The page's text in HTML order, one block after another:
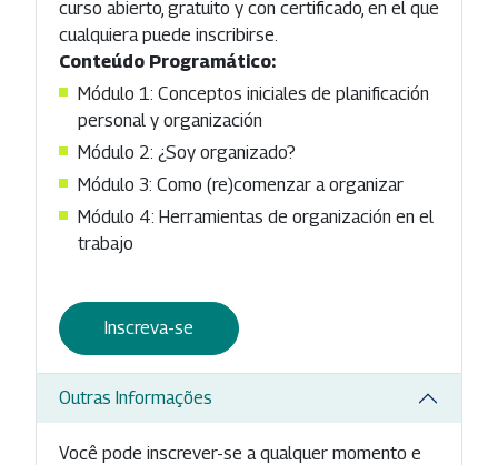
curso abierto, gratuito y con certificado, en el que
cualquiera puede inscribirse.
Conteúdo Programático:
Módulo 1: Conceptos iniciales de planificación
personal y organización
Módulo 2: ¿Soy organizado?
Módulo 3: Como (re)comenzar a organizar
Módulo 4: Herramientas de organización en el
trabajo
Inscreva-se
Outras Informações
Você pode inscrever-se a qualquer momento e